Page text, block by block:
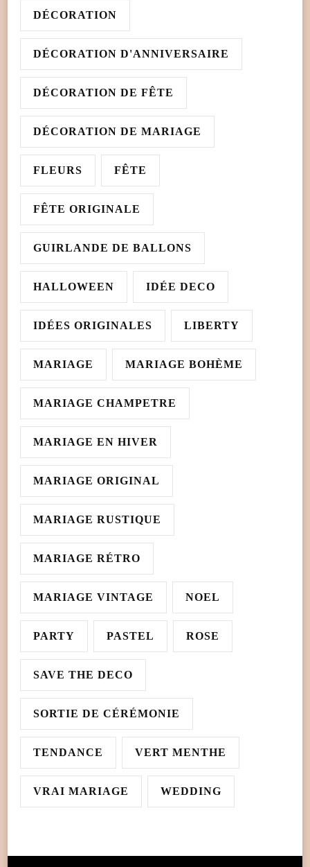
DÉCORATION
DÉCORATION D'ANNIVERSAIRE
DÉCORATION DE FÊTE
DÉCORATION DE MARIAGE
FLEURS FÊTE
FÊTE ORIGINALE
GUIRLANDE DE BALLONS
HALLOWEEN IDÉE DECO
IDÉES ORIGINALES LIBERTY
MARIAGE MARIAGE BOHÈME
MARIAGE CHAMPETRE
MARIAGE EN HIVER
MARIAGE ORIGINAL
MARIAGE RUSTIQUE
MARIAGE RÉTRO
MARIAGE VINTAGE NOEL
PARTY PASTEL ROSE
SAVE THE DECO
SORTIE DE CÉRÉMONIE
TENDANCE VERT MENTHE
VRAI MARIAGE WEDDING